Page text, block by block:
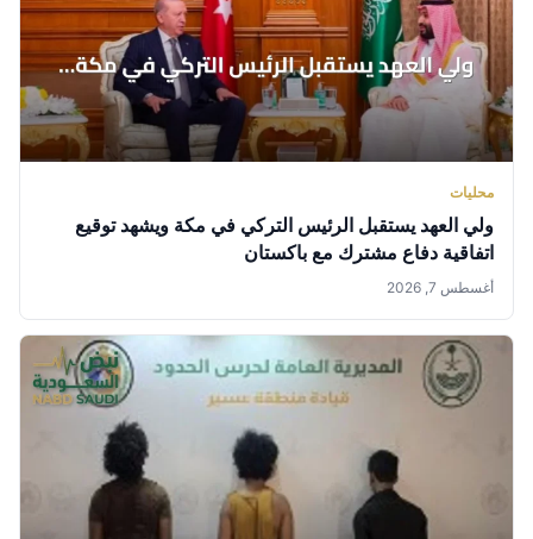
محليات
ولي العهد يستقبل الرئيس التركي في مكة ويشهد توقيع
اتفاقية دفاع مشترك مع باكستان
أغسطس 7, 2026